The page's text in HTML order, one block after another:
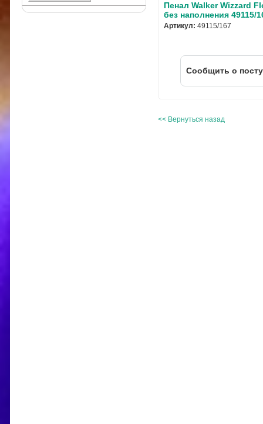
Пенал Walker Wizzard
без наполнения 49115/
Артикул: 49115/167
Cообщить о
<< Вернуться назад